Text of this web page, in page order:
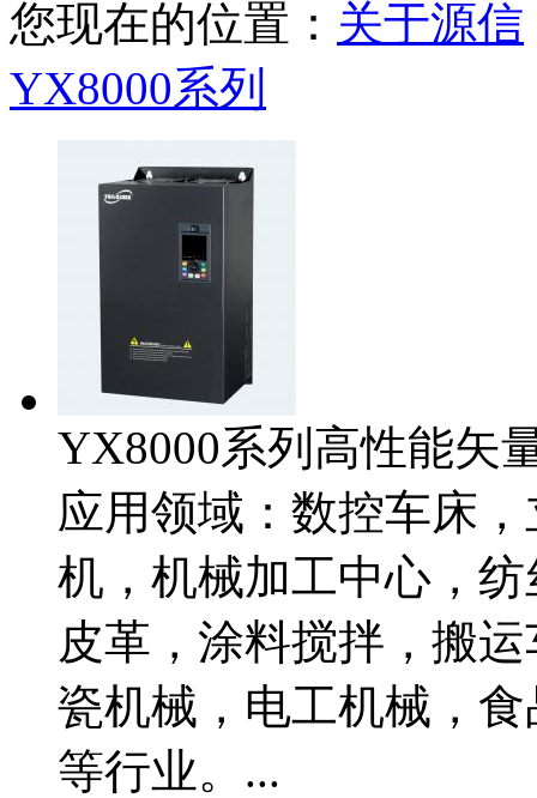
您现在的位置： 关于源信
YX8000系列
YX8000系列高性能矢
应用领域：数控车床
机，机械加工中心，
皮革，涂料搅拌，搬
瓷机械，电工机械，
等行业。...